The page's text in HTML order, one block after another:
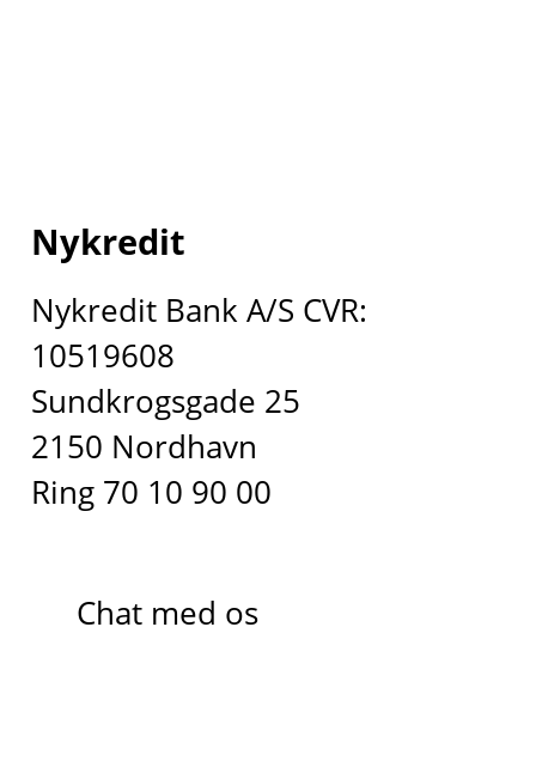
Nykredit
Nykredit Bank A/S CVR:
10519608
Sundkrogsgade 25
2150 Nordhavn
Ring 70 10 90 00
Chat med os